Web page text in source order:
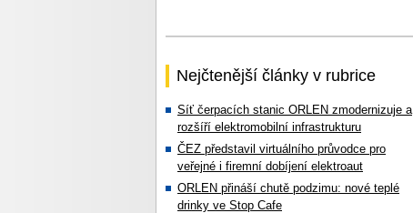
Nejčtenější články v rubrice
Síť čerpacích stanic ORLEN zmodernizuje a
rozšíří elektromobilní infrastrukturu
ČEZ představil virtuálního průvodce pro
veřejné i firemní dobíjení elektroaut
ORLEN přináší chutě podzimu: nové teplé
drinky ve Stop Cafe